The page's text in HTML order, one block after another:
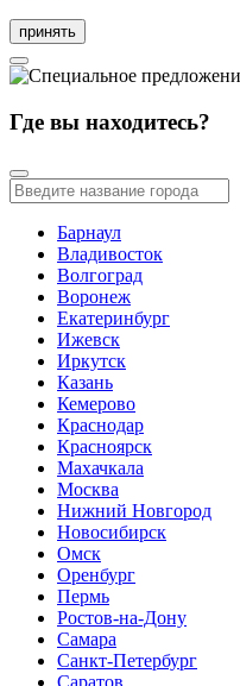
принять
Где вы находитесь?
Барнаул
Владивосток
Волгоград
Воронеж
Екатеринбург
Ижевск
Иркутск
Казань
Кемерово
Краснодар
Красноярск
Махачкала
Москва
Нижний Новгород
Новосибирск
Омск
Оренбург
Пермь
Ростов-на-Дону
Самара
Санкт-Петербург